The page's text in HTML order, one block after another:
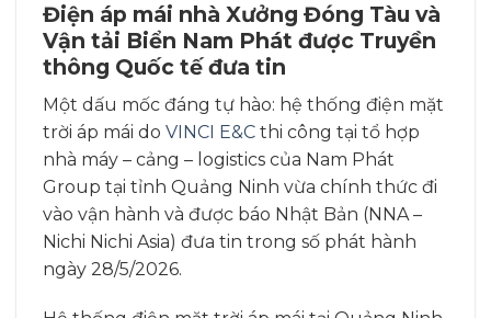
Điện áp mái nhà Xưởng Đóng Tàu và
Vận tải Biển Nam Phát được Truyền
thông Quốc tế đưa tin
Một dấu mốc đáng tự hào: hệ thống điện mặt
trời áp mái do VINCI E&C thi công tại tổ hợp
nhà máy – cảng – logistics của Nam Phát
Group tại tỉnh Quảng Ninh vừa chính thức đi
vào vận hành và được báo Nhật Bản (NNA –
Nichi Nichi Asia) đưa tin trong số phát hành
ngày 28/5/2026.